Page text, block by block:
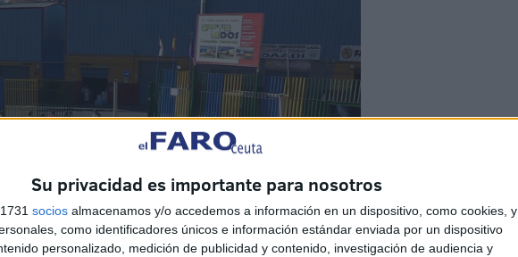
Su privacidad es importante para nosotros
socios almacenamos y/o accedemos a información en un dispositivo, como cookies, y
como identificadores únicos e información estándar enviada por un dispositivo
personalizado, medición de publicidad y contenido, investigación de audiencia y